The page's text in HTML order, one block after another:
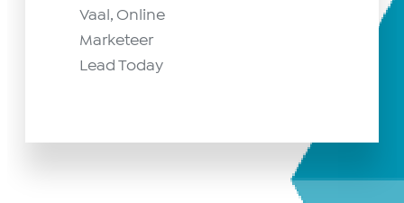
Vaal, Online
Marketeer
Lead Today